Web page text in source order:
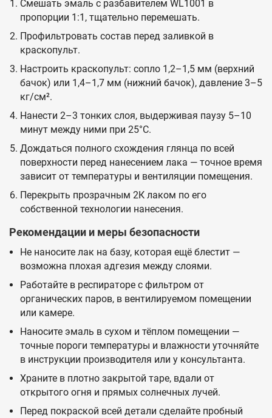
Смешать эмаль с разбавителем WL1001 в
пропорции 1:1, тщательно перемешать.
Профильтровать состав перед заливкой в
краскопульт.
Настроить краскопульт: сопло 1,2–1,5 мм (верхний
бачок) или 1,4–1,7 мм (нижний бачок), давление 3–5
кг/см².
Нанести 2–3 тонких слоя, выдерживая паузу 5–10
минут между ними при 25°C.
Дождаться полного схождения глянца по всей
поверхности перед нанесением лака — точное время
зависит от температуры и вентиляции помещения.
Перекрыть прозрачным 2К лаком по его
собственной технологии нанесения.
Рекомендации и меры безопасности
Не наносите лак на базу, которая ещё блестит —
возможна плохая адгезия между слоями.
Работайте в респираторе с фильтром от
органических паров, в вентилируемом помещении
или камере.
Наносите эмаль в сухом и тёплом помещении —
точные пороги температуры и влажности уточняйте
в инструкции производителя или у консультанта.
Храните в плотно закрытой таре, вдали от
открытого огня и прямых солнечных лучей.
Перед покраской всей детали сделайте пробный